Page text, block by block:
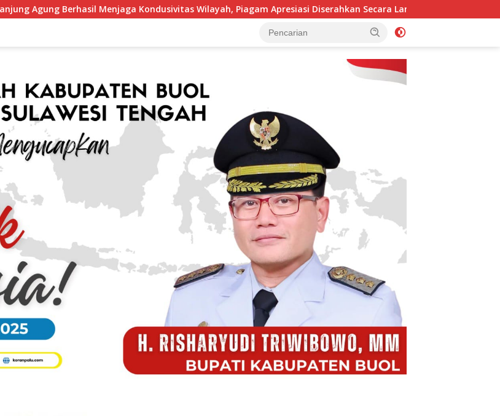
Kondusivitas Wilayah, Piagam Apresiasi Diserahkan Secara Langsung Perang Terhadap Narkoba,